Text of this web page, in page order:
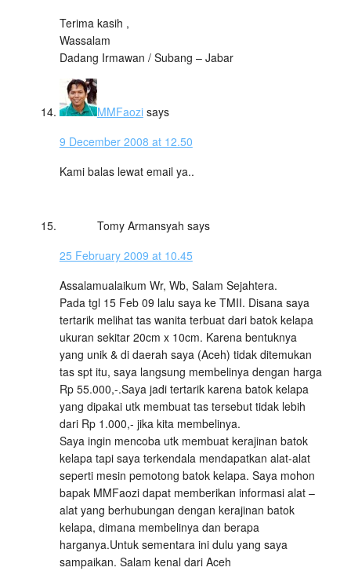
Terima kasih ,
Wassalam
Dadang Irmawan / Subang – Jabar
MMFaozi says
9 December 2008 at 12.50
Kami balas lewat email ya..
Tomy Armansyah says
25 February 2009 at 10.45
Assalamualaikum Wr, Wb, Salam Sejahtera.
Pada tgl 15 Feb 09 lalu saya ke TMII. Disana saya
tertarik melihat tas wanita terbuat dari batok kelapa
ukuran sekitar 20cm x 10cm. Karena bentuknya
yang unik & di daerah saya (Aceh) tidak ditemukan
tas spt itu, saya langsung membelinya dengan harga
Rp 55.000,-.Saya jadi tertarik karena batok kelapa
yang dipakai utk membuat tas tersebut tidak lebih
dari Rp 1.000,- jika kita membelinya.
Saya ingin mencoba utk membuat kerajinan batok
kelapa tapi saya terkendala mendapatkan alat-alat
seperti mesin pemotong batok kelapa. Saya mohon
bapak MMFaozi dapat memberikan informasi alat –
alat yang berhubungan dengan kerajinan batok
kelapa, dimana membelinya dan berapa
harganya.Untuk sementara ini dulu yang saya
sampaikan. Salam kenal dari Aceh